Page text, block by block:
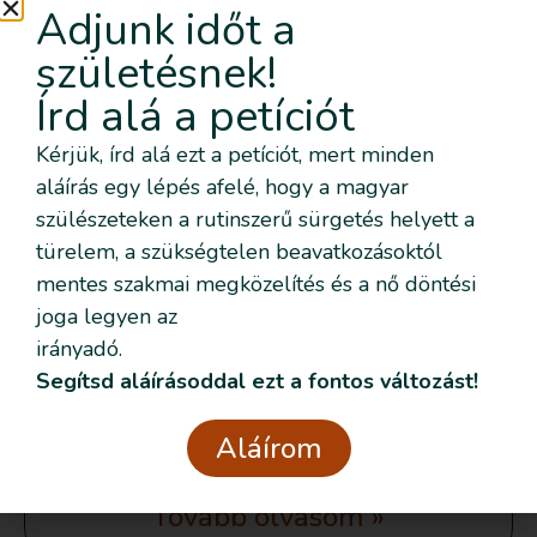
Szeretném nyomon követni az eseményeket emailben
Elolvastam és elfogadom azAdatvédelmi
nyilatkozatbanfoglaltakat.
Csatlakozom
Szülésindítás és a baba
stresszválaszai – avagy mit
mutatnak a kutatások a vajúdás
és a szülés közbeni hatásokról
Tovább olvasom »
Adjunk időt a
születésnek!
Írd alá a petíciót
Kérjük, írd alá ezt a petíciót, mert minden
aláírás egy lépés afelé, hogy a magyar
szülészeteken a rutinszerű sürgetés helyett a
türelem, a szükségtelen beavatkozásoktól
mentes szakmai megközelítés és a nő döntési
joga legyen az
irányadó.
Segítsd aláírásoddal ezt a fontos változást!
Aláírom